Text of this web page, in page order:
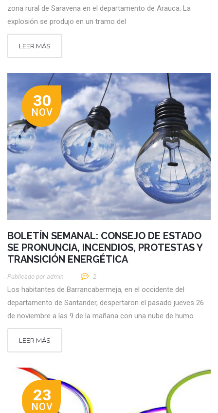
zona rural de Saravena en el departamento de Arauca. La
explosión se produjo en un tramo del
LEER MÁS
30
NOV
BOLETÍN SEMANAL: CONSEJO DE ESTADO
SE PRONUNCIA, INCENDIOS, PROTESTAS Y
TRANSICIÓN ENERGÉTICA
Publicado por Admin 2
Los habitantes de Barrancabermeja, en el occidente del
departamento de Santander, despertaron el pasado jueves 26
de noviembre a las 9 de la mañana con una nube de humo
LEER MÁS
23
NOV